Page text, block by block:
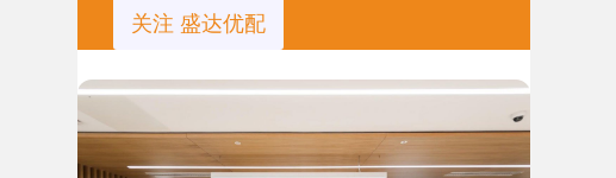
关注 盛达优配